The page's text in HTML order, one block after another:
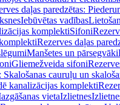
daļas paredzētas:
Iebūvētas vadības
komplektiSifoni
Rezerves daļas
Manšetes un pārsegvāki
Gliemežveida sifoni
Skalošanas cauruļu un
kanalizācijas komplekti
vietaIzlietnes